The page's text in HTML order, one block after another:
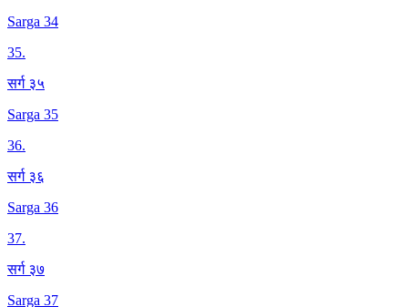
Sarga 34
35.
सर्ग ३५
Sarga 35
36.
सर्ग ३६
Sarga 36
37.
सर्ग ३७
Sarga 37